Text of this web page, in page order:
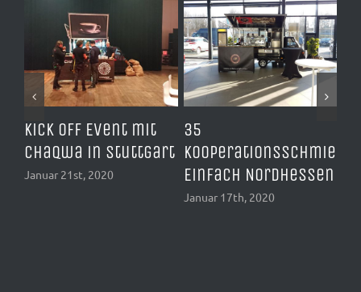
Kick Off Event mit
Chaqwa in Stuttgart
Januar 21st, 2020
35
Kooperationsschmiede
Einfach Nordhessen
Januar 17th, 2020